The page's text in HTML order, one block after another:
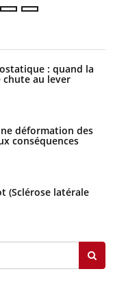
: quand la
au lever
déformation des
conséquences
(Sclérose latérale